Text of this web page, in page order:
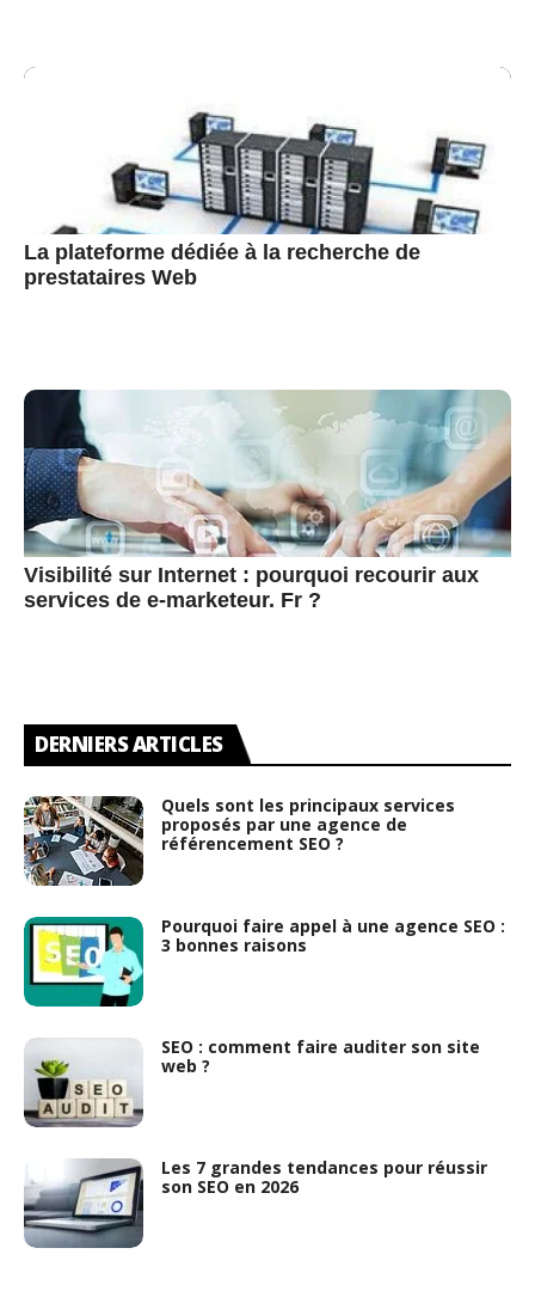
La plateforme dédiée à la recherche de
prestataires Web
Visibilité sur Internet : pourquoi recourir aux
services de e-marketeur. Fr ?
DERNIERS ARTICLES
Quels sont les principaux services
proposés par une agence de
référencement SEO ?
Pourquoi faire appel à une agence SEO :
3 bonnes raisons
SEO : comment faire auditer son site
web ?
Les 7 grandes tendances pour réussir
son SEO en 2026